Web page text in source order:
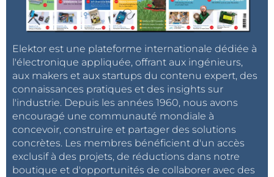
Elektor est une plateforme internationale dédiée à
l'électronique appliquée, offrant aux ingénieurs,
aux makers et aux startups du contenu expert, des
connaissances pratiques et des insights sur
l'industrie. Depuis les années 1960, nous avons
encouragé une communauté mondiale à
concevoir, construire et partager des solutions
concrètes. Les membres bénéficient d'un accès
exclusif à des projets, de réductions dans notre
boutique et d'opportunités de collaborer avec des